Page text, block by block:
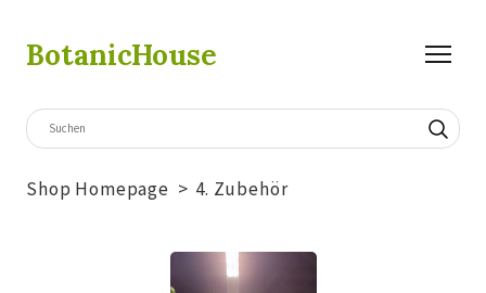
BotanicHouse
Shop Homepage 4. Zubehör